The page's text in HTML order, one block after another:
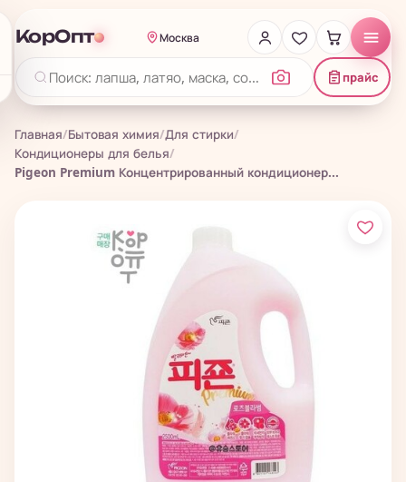
КорОпт Москва
прайс
Главная/Бытовая химия/Для стирки/
Кондиционеры для белья/
Pigeon Premium Концентрированный кондиционер...